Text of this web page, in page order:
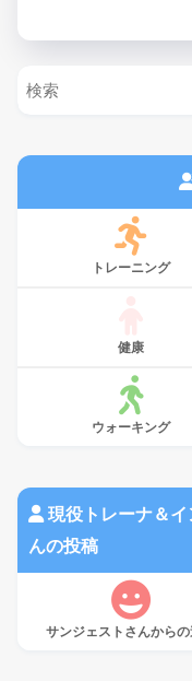
トレーニング
健康
ウォーキング
現役トレーナ＆
んの投稿
サンジェストさんから